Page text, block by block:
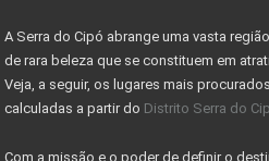
7 coisas que você precisa saber
Sinais de recuperação: mercado
Mercado imobiliário volta a crescer
A Serra do Cipó abrange uma vasta
de rara beleza que se constituem em
Veja, a seguir, os lugares mais
calculadas a partir do Distrito Serra do
Com a missão e o poder de definir o